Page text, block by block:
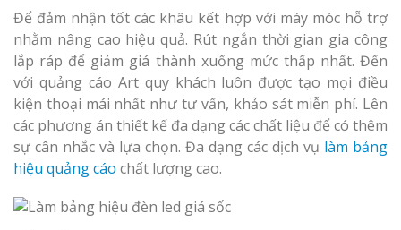
Để đảm nhận tốt các khâu kết hợp với máy móc hỗ trợ
nhằm nâng cao hiệu quả. Rút ngắn thời gian gia công
lắp ráp để giảm giá thành xuống mức thấp nhất. Đến
với quảng cáo Art quy khách luôn được tạo mọi điều
kiện thoại mái nhất như tư vấn, khảo sát miễn phí. Lên
các phương án thiết kế đa dạng các chất liệu để có thêm
sự cân nhắc và lựa chọn. Đa dạng các dịch vụ làm bảng
hiệu quảng cáo chất lượng cao.
Làm Biển
Mỹ Phẩm Vinh Thu
Hàng
Top 10 Mẫu
Hiệu Shop